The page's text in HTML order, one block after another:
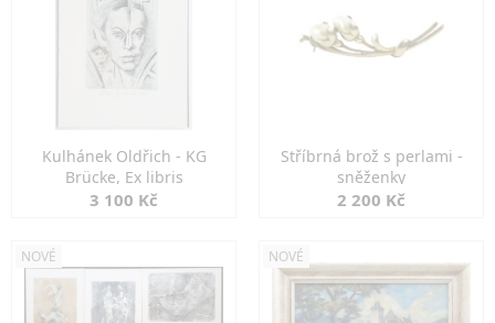
Kulhánek Oldřich - KG
Brücke, Ex libris
3 100 Kč
Stříbrná brož s perlami -
sněženky
2 200 Kč
NOVÉ NOVÉ